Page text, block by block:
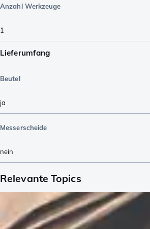
Anzahl Werkzeuge
1
Lieferumfang
Beutel
ja
Messerscheide
nein
Relevante Topics